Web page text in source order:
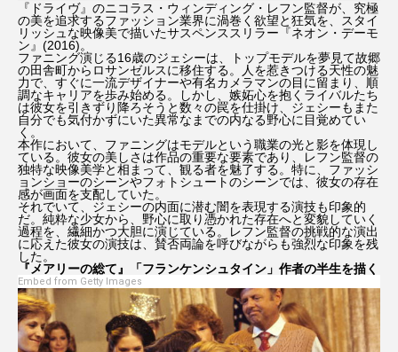
『ドライヴ』のニコラス・ウィンディング・レフン監督が、究極
の美を追求するファッション業界に渦巻く欲望と狂気を、スタイ
リッシュな映像美で描いたサスペンススリラー『ネオン・デーモ
ン』(2016)。
ファニング演じる16歳のジェシーは、トップモデルを夢見て故郷
の田舎町からロサンゼルスに移住する。人を惹きつける天性の魅
力で、すぐに一流デザイナーや有名カメラマンの目に留まり、順
調なキャリアを歩み始める。しかし、嫉妬心を抱くライバルたち
は彼女を引きずり降ろそうと数々の罠を仕掛け、ジェシーもまた
自分でも気付かずにいた異常なまでの内なる野心に目覚めてい
く。
本作において、ファニングはモデルという職業の光と影を体現し
ている。彼女の美しさは作品の重要な要素であり、レフン監督の
独特な映像美学と相まって、観る者を魅了する。特に、ファッシ
ョンショーのシーンやフォトシュートのシーンでは、彼女の存在
感が画面を支配していた。
それでいて、ジェシーの内面に潜む闇を表現する演技も印象的
だ。純粋な少女から、野心に取り憑かれた存在へと変貌していく
過程を、繊細かつ大胆に演じている。レフン監督の挑戦的な演出
に応えた彼女の演技は、賛否両論を呼びながらも強烈な印象を残
した。
『メアリーの総て』「フランケンシュタイン」作者の半生を描く
Embed from Getty Images